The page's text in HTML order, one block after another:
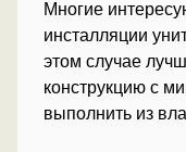
Многие
инсталляции
этом случае
конструкцию с
выполнить из